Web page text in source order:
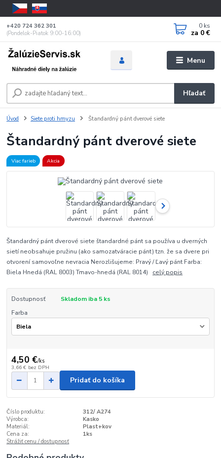
Menu
Hľadať
+420 724 362 301
(Pondelok-Piatok 9:00-16:00)
0 ks
za 0 €
Úvod Siete proti hmyzu Štandardný pánt dverové siete
Štandardný pánt dverové siete
Viac farieb Akcia
Štandardný pánt dverové siete štandardné pánt sa používa u dverných
sietí neobsahuje pružinu (ako samozatváracie pánt) tzn. že sa dvere pri
otvorení samovoľne nevracia Nerozlišujeme: Pravý / Ľavý pánt Farba:
Biela Hnedá (RAL 8003) Tmavo-hnedá (RAL 8014) celý popis
Dostupnosť
Skladom iba 5 ks
Farba
4,50 €/ks
3,66 € bez DPH
Pridať do košíka
Číslo produktu:
312/ A274
Výrobca:
Kasko
Materiál:
Plast+kov
Cena za:
1ks
Strážiť cenu / dostupnosť